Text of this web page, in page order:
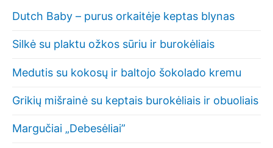
Dutch Baby – purus orkaitėje keptas blynas
Silkė su plaktu ožkos sūriu ir burokėliais
Medutis su kokosų ir baltojo šokolado kremu
Grikių mišrainė su keptais burokėliais ir obuoliais
Margučiai „Debesėliai”